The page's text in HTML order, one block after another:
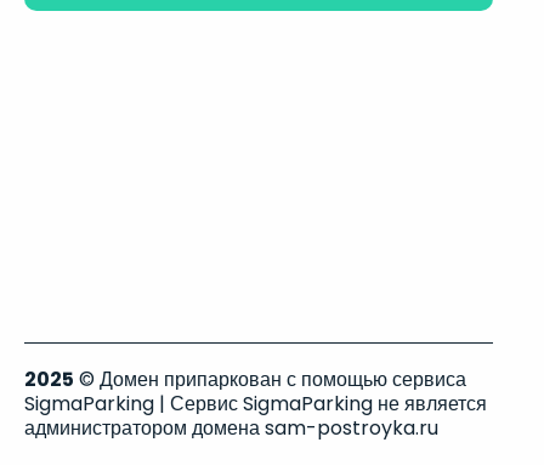
2025 © Домен припаркован с помощью сервиса
SigmaParking | Сервис SigmaParking не является
администратором домена sam-postroyka.ru